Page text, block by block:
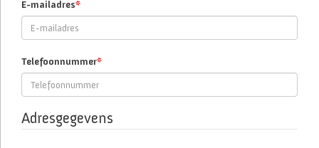
E-mailadres*
Telefoonnummer*
Adresgegevens